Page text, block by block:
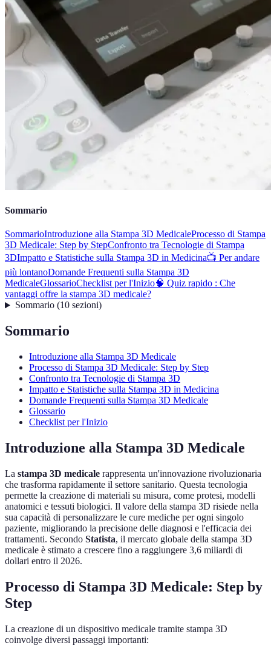
Sommario
SommarioIntroduzione alla Stampa 3D MedicaleProcesso di Stampa
3D Medicale: Step by StepConfronto tra Tecnologie di Stampa
3DImpatto e Statistiche sulla Stampa 3D in Medicina📺 Per andare
più lontanoDomande Frequenti sulla Stampa 3D
MedicaleGlossarioChecklist per l'Inizio🧠 Quiz rapido : Che
vantaggi offre la stampa 3D medicale?
Sommario(10 sezioni)
Sommario
Introduzione alla Stampa 3D Medicale
Processo di Stampa 3D Medicale: Step by Step
Confronto tra Tecnologie di Stampa 3D
Impatto e Statistiche sulla Stampa 3D in Medicina
Domande Frequenti sulla Stampa 3D Medicale
Glossario
Checklist per l'Inizio
Introduzione alla Stampa 3D Medicale
La stampa 3D medicale rappresenta un'innovazione rivoluzionaria
che trasforma rapidamente il settore sanitario. Questa tecnologia
permette la creazione di materiali su misura, come protesi, modelli
anatomici e tessuti biologici. Il valore della stampa 3D risiede nella
sua capacità di personalizzare le cure mediche per ogni singolo
paziente, migliorando la precisione delle diagnosi e l'efficacia dei
trattamenti. Secondo Statista, il mercato globale della stampa 3D
medicale è stimato a crescere fino a raggiungere 3,6 miliardi di
dollari entro il 2026.
Processo di Stampa 3D Medicale: Step by
Step
La creazione di un dispositivo medicale tramite stampa 3D
coinvolge diversi passaggi importanti: